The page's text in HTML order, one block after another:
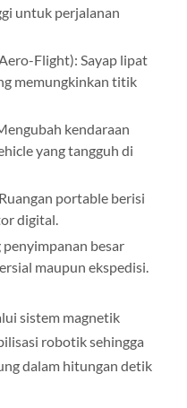
untuk perjalanan
Flight): Sayap lipat
memungkinkan titik
kendaraan
yang tangguh di
portable berisi
digital.
besar
maupun ekspedisi.
sistem magnetik
robotik sehingga
dalam hitungan detik